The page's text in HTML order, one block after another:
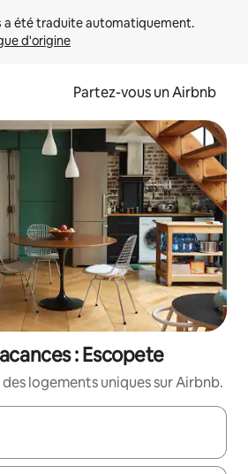
d'origine
Partez-vous un Airbnb
: Escopete
logements uniques sur Airbnb.
affichés, parcourez-les en utilisant